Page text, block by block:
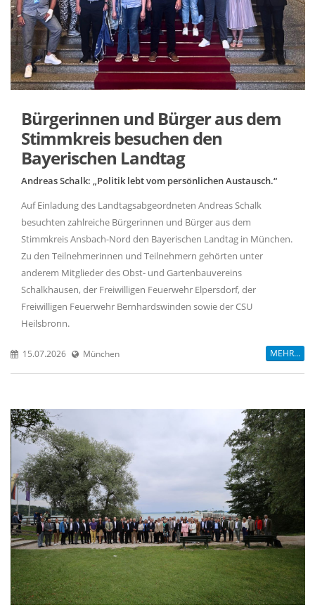
Bürgerinnen und Bürger aus dem
Stimmkreis besuchen den
Bayerischen Landtag
Andreas Schalk: „Politik lebt vom persönlichen Austausch.“
Auf Einladung des Landtagsabgeordneten Andreas Schalk
besuchten zahlreiche Bürgerinnen und Bürger aus dem
Stimmkreis Ansbach-Nord den Bayerischen Landtag in München.
Zu den Teilnehmerinnen und Teilnehmern gehörten unter
anderem Mitglieder des Obst- und Gartenbauvereins
Schalkhausen, der Freiwilligen Feuerwehr Elpersdorf, der
Freiwilligen Feuerwehr Bernhardswinden sowie der CSU
Heilsbronn.
15.07.2026 München MEHR...